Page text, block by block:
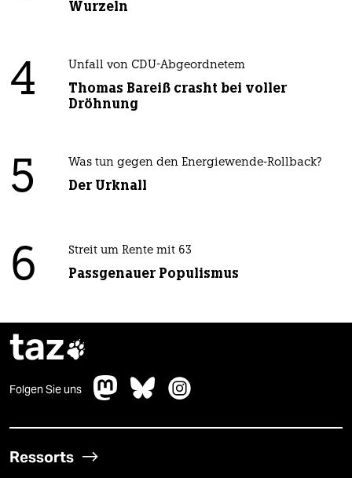
Wurzeln
4 Unfall von CDU-Abgeordnetem
Thomas Bareiß crasht bei voller
Dröhnung
5 Was tun gegen den Energiewende-Rollback?
Der Urknall
6 Streit um Rente mit 63
Passgenauer Populismus
taz
Folgen Sie uns
Ressorts